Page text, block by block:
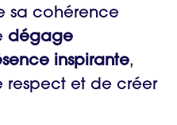
sa cohérence
dégage
inspirante,
respect et de créer